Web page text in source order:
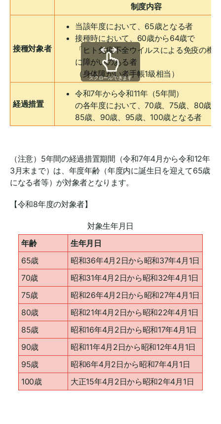
制度内容
接種対象者
当該年度において、65歳となる者
接種時において、60歳から64歳で
「ヒト免疫不全ウイルスによる免疫の機
に障がいのある者
（身体障がい者手帳1級相当）
経過措置
令和7年から令和11年（5年間）
の各年度において、70歳、75歳、80歳、
85歳、90歳、95歳、100歳となる者
スクロールできます
（注意）5年間の経過措置期間（令和7年4月から令和12年
3月末まで）は、年度年齢（年度内に誕生日を迎えて65歳
になる者等）が対象者となります。
【令和8年度の対象者】
対象生年月日
年齢
生年月日
65歳
昭和36年4月2日から昭和37年4月1日
70歳
昭和31年4月2日から昭和32年4月1日
75歳
昭和26年4月2日から昭和27年4月1日
80歳
昭和21年4月2日から昭和22年4月1日
85歳
昭和16年4月2日から昭和17年4月1日
90歳
昭和11年4月2日から昭和12年4月1日
95歳
昭和6年4月2日から昭和7年4月1日
100歳
大正15年4月2日から昭和2年4月1日